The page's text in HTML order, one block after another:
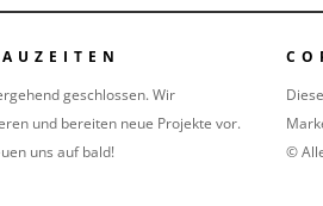
geschlossen. Wir
und bereiten neue Projekte vor.
uns auf bald!
©